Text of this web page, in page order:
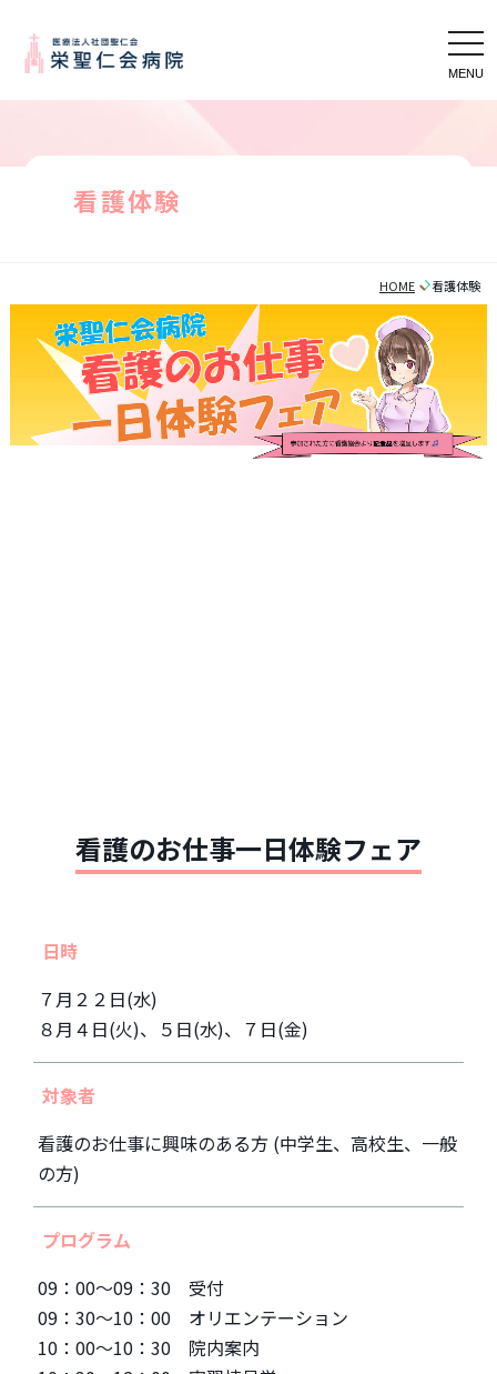
看護体験
HOME 看護体験
看護のお仕事一日体験フェア
日時
７月２２日(水)
８月４日(火)、５日(水)、７日(金)
対象者
看護のお仕事に興味のある方 (中学生、高校生、一般
の方)
プログラム
09：00～09：30 受付
09：30～10：00 オリエンテーション
10：00～10：30 院内案内